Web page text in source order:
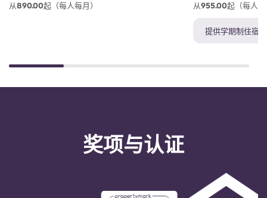
从890.00起（每人每月） 从955.00起（每人
提供学期制住宿！
奖项与认证